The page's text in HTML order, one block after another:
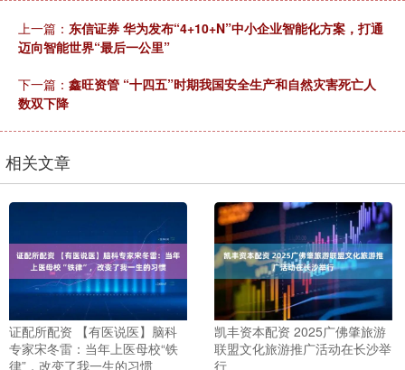
上一篇： 东信证券 华为发布“4+10+N”中小企业智能化方案，打通
迈向智能世界“最后一公里”
下一篇： 鑫旺资管 “十四五”时期我国安全生产和自然灾害死亡人
数双下降
相关文章
证配所配资 【有医说医】脑科
专家宋冬雷：当年上医母校“铁
律”，改变了我一生的习惯
凯丰资本配资 2025广佛肇旅游
联盟文化旅游推广活动在长沙举
行